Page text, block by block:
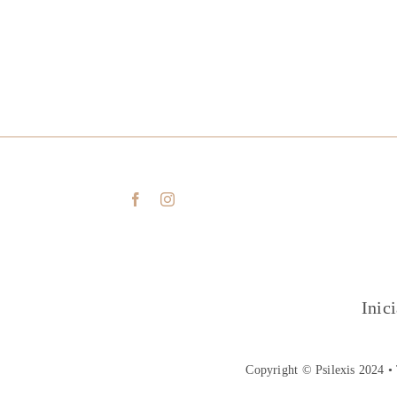
Copyright © Psilexis 2024 •